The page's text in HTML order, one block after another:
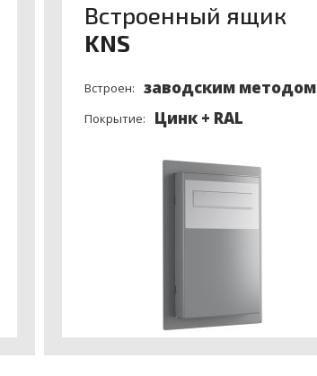
Встроенный ящик
KNS
Встроен: заводским методом
Покрытие: Цинк + RAL